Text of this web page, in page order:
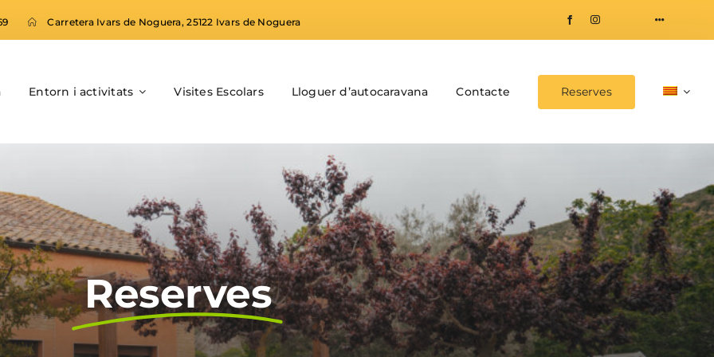
Carretera Ivars de Noguera, 25122 Ivars de Noguera
Entorn i activitats Visites Escolars Lloguer d’autocaravana Contacte Reserves
Reserves